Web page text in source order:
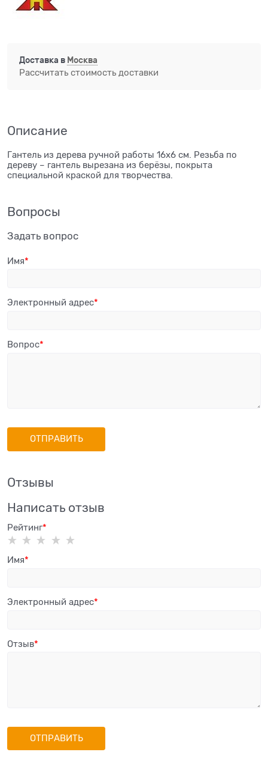
Доставка в Москва
Рассчитать стоимость доставки
Описание
Гантель из дерева ручной работы 16х6 см. Резьба по
дереву – гантель вырезана из берёзы, покрыта
специальной краской для творчества.
Вопросы
Задать вопрос
Имя
Электронный адрес
Вопрос
Отзывы
Написать отзыв
Рейтинг
Имя
Электронный адрес
Отзыв